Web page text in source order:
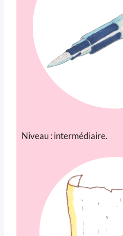
Niveau : intermédiaire.